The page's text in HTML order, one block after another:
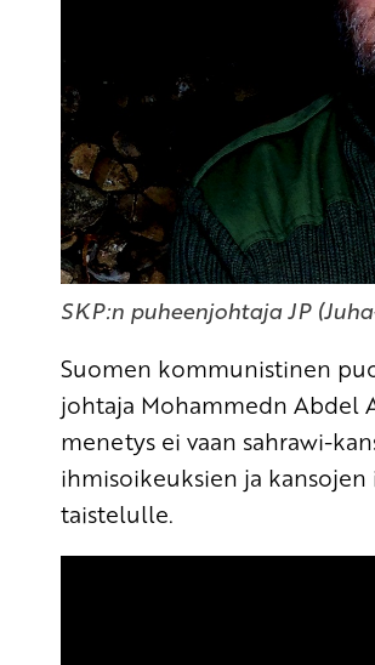
SKP:n puheenjohtaja JP
Suomen kommunistinen
johtaja Mohammedn Abdel
menetys ei vaan sahrawi-
ihmisoikeuksien ja
taistelulle.